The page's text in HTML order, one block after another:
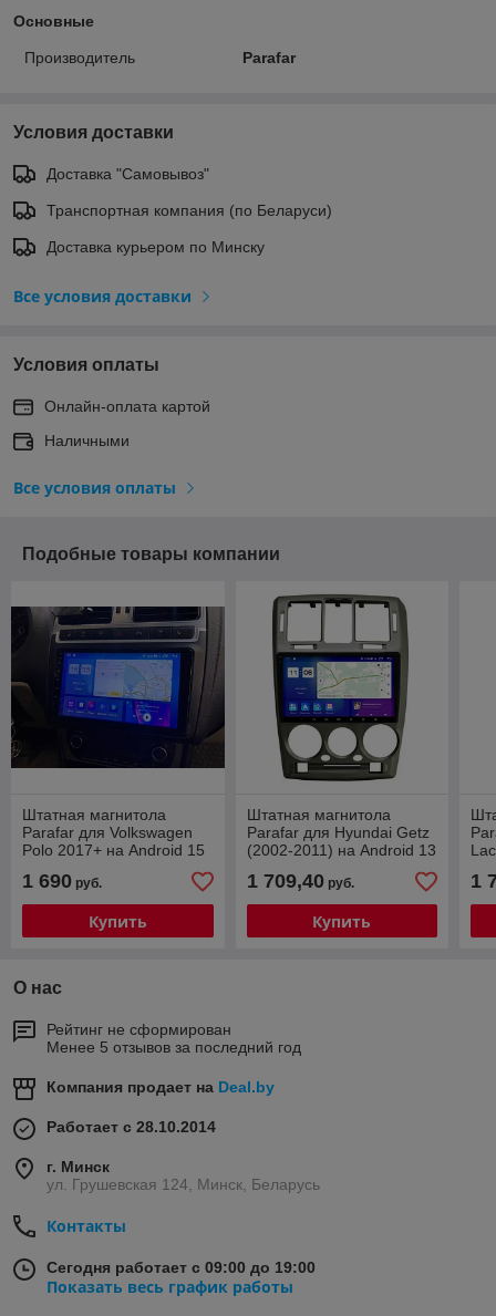
Основные
Производитель Parafar
Условия доставки
Доставка "Самовывоз"
Транспортная компания (по Беларуси)
Доставка курьером по Минску
Все условия доставки
Условия оплаты
Онлайн-оплата картой
Наличными
Все условия оплаты
Подобные товары компании
Штатная магнитола
Parafar для Volkswagen
Polo 2017+ на Android 15
1 690 руб.
Купить
Штатная магнитола
Parafar для Hyundai Getz
(2002-2011) на Android 13
1 709,40руб.
Купить
8/
1
О нас
Рейтинг не сформирован
Менее 5 отзывов за последний год
Компания продает на Deal.by
Работает с 28.10.2014
г. Минск
ул. Грушевская 124, Минск, Беларусь
Контакты
Сегодня работает с 09:00 до 19:00
Показать весь график работы